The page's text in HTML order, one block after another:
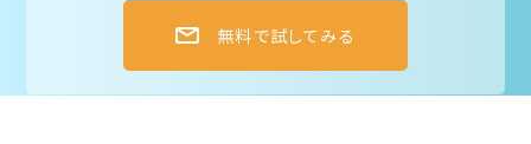
無料で試してみる